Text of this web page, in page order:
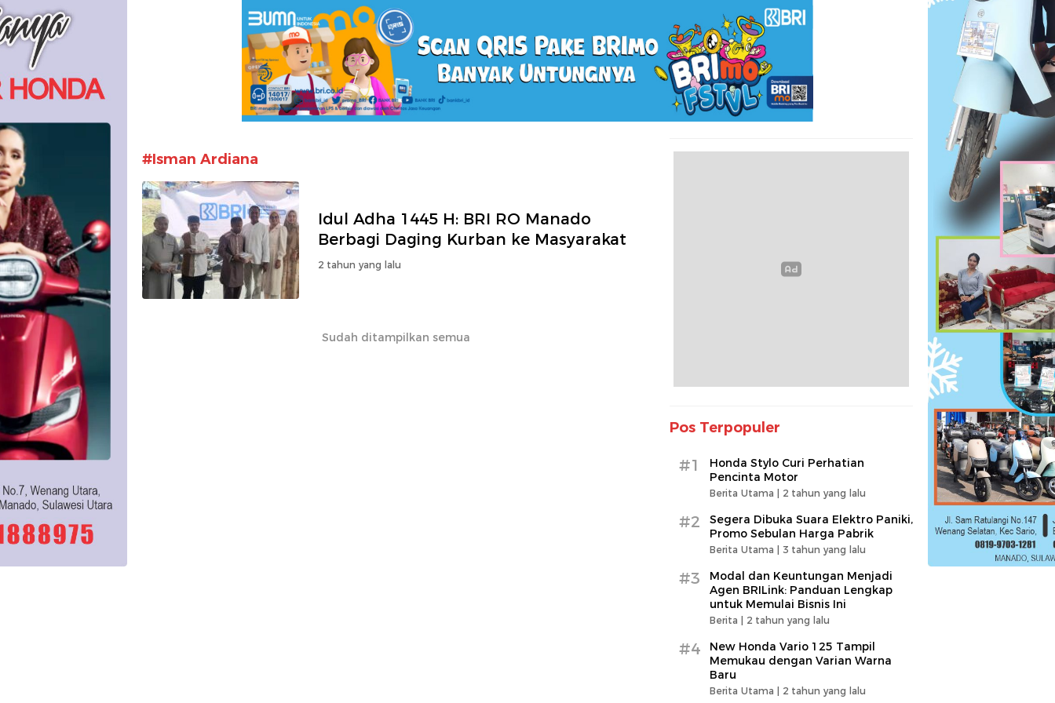
#Isman Ardiana
Idul Adha 1445 H: BRI RO Manado
Berbagi Daging Kurban ke Masyarakat
2 tahun yang lalu
Sudah ditampilkan semua
Pos Terpopuler
#1
Honda Stylo Curi Perhatian
Pencinta Motor
Berita Utama | 2 tahun yang lalu
#2
Segera Dibuka Suara Elektro Paniki,
Promo Sebulan Harga Pabrik
Berita Utama | 3 tahun yang lalu
#3
Modal dan Keuntungan Menjadi
Agen BRILink: Panduan Lengkap
untuk Memulai Bisnis Ini
Berita | 2 tahun yang lalu
#4
New Honda Vario 125 Tampil
Memukau dengan Varian Warna
Baru
Berita Utama | 2 tahun yang lalu